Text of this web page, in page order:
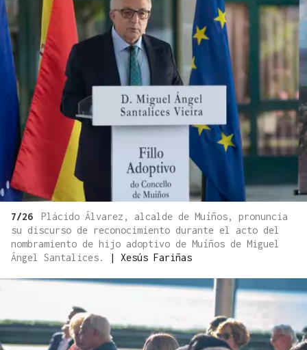
7/26
Plácido Álvarez, alcalde de Muíños, pronuncia
su discurso de reconocimiento durante el acto del
nombramiento de hijo adoptivo de Muíños de Miguel
Ángel Santalices.
| Xesús Fariñas